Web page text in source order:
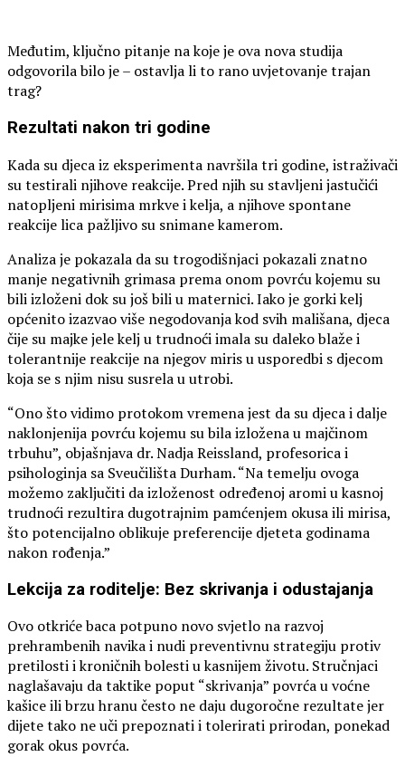
Međutim, ključno pitanje na koje je ova nova studija
odgovorila bilo je – ostavlja li to rano uvjetovanje trajan
trag?
Rezultati nakon tri godine
Kada su djeca iz eksperimenta navršila tri godine, istraživači
su testirali njihove reakcije. Pred njih su stavljeni jastučići
natopljeni mirisima mrkve i kelja, a njihove spontane
reakcije lica pažljivo su snimane kamerom.
Analiza je pokazala da su trogodišnjaci pokazali znatno
manje negativnih grimasa prema onom povrću kojemu su
bili izloženi dok su još bili u maternici. Iako je gorki kelj
općenito izazvao više negodovanja kod svih mališana, djeca
čije su majke jele kelj u trudnoći imala su daleko blaže i
tolerantnije reakcije na njegov miris u usporedbi s djecom
koja se s njim nisu susrela u utrobi.
“Ono što vidimo protokom vremena jest da su djeca i dalje
naklonjenija povrću kojemu su bila izložena u majčinom
trbuhu”, objašnjava dr. Nadja Reissland, profesorica i
psihologinja sa Sveučilišta Durham. “Na temelju ovoga
možemo zaključiti da izloženost određenoj aromi u kasnoj
trudnoći rezultira dugotrajnim pamćenjem okusa ili mirisa,
što potencijalno oblikuje preferencije djeteta godinama
nakon rođenja.”
Lekcija za roditelje: Bez skrivanja i odustajanja
Ovo otkriće baca potpuno novo svjetlo na razvoj
prehrambenih navika i nudi preventivnu strategiju protiv
pretilosti i kroničnih bolesti u kasnijem životu. Stručnjaci
naglašavaju da taktike poput “skrivanja” povrća u voćne
kašice ili brzu hranu često ne daju dugoročne rezultate jer
dijete tako ne uči prepoznati i tolerirati prirodan, ponekad
gorak okus povrća.